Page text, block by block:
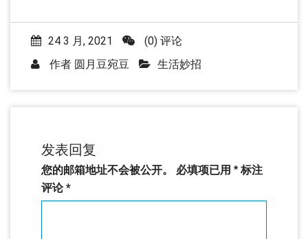
24 3 月, 2021
(0) 评论
作者 圆月豆宛豆 生活妙招
发表回复
您的邮箱地址不会被公开。 必填项已用 * 标注
评论*